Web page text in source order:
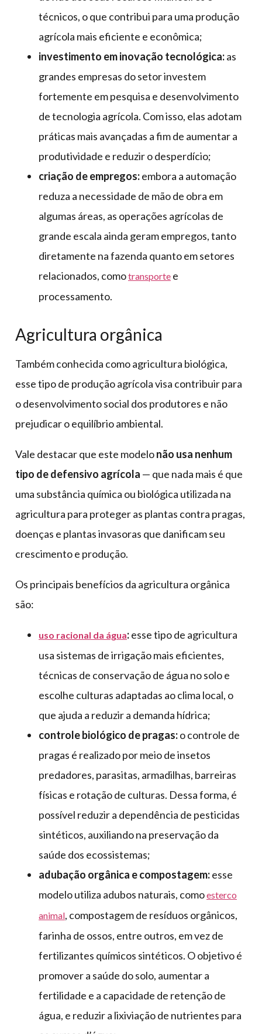
técnicos, o que contribui para uma produção
agrícola mais eficiente e econômica;
investimento em inovação tecnológica:as
grandes empresas do setor investem
fortemente em pesquisa e desenvolvimento
de tecnologia agrícola. Com isso, elas adotam
práticas mais avançadas a fim de aumentar a
produtividade e reduzir o desperdício;
criação de empregos:embora a automação
reduza a necessidade de mão de obra em
algumas áreas, as operações agrícolas de
grande escala ainda geram empregos, tanto
diretamente na fazenda quanto em setores
relacionados, comotransporte e
processamento.
Agricultura orgânica
Também conhecida como agricultura biológica,
esse tipo de produção agrícola visa contribuir para
o desenvolvimento social dos produtores e não
prejudicar o equilíbrio ambiental.
Vale destacar que este modelonão usa nenhum
tipo de defensivo agrícola — que nada mais é que
uma substância química ou biológica utilizada na
agricultura para proteger as plantas contra pragas,
doenças e plantas invasoras que danificam seu
crescimento e produção.
Os principais benefícios da agricultura orgânica
são:
uso racional da água:esse tipo de agricultura
usa sistemas de irrigação mais eficientes,
técnicas de conservação de água no solo e
escolhe culturas adaptadas ao clima local, o
que ajuda a reduzir a demanda hídrica;
controle biológico de pragas:o controle de
pragas é realizado por meio de insetos
predadores, parasitas, armadilhas, barreiras
físicas e rotação de culturas. Dessa forma, é
possível reduzir a dependência de pesticidas
sintéticos, auxiliando na preservação da
saúde dos ecossistemas;
adubação orgânica e compostagem:esse
modelo utiliza adubos naturais, comoesterco
animal, compostagem de resíduos orgânicos,
farinha de ossos, entre outros, em vez de
fertilizantes químicos sintéticos. O objetivo é
promover a saúde do solo, aumentar a
fertilidade e a capacidade de retenção de
água, e reduzir a lixiviação de nutrientes para